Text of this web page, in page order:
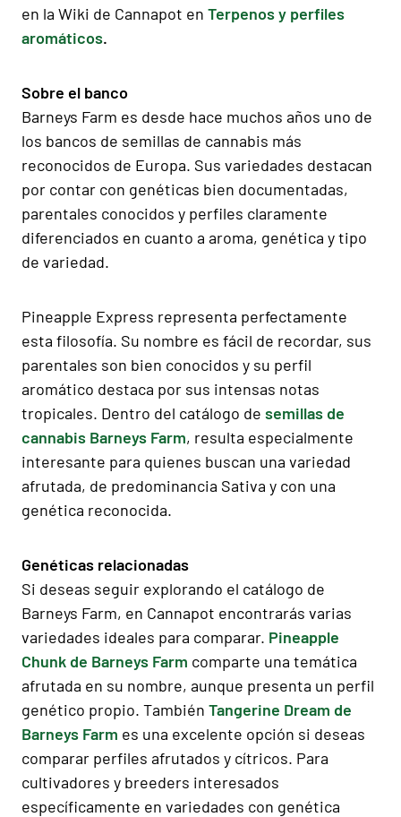
en la Wiki de Cannapot en Terpenos y perfiles
aromáticos.
Sobre el banco
Barneys Farm es desde hace muchos años uno de
los bancos de semillas de cannabis más
reconocidos de Europa. Sus variedades destacan
por contar con genéticas bien documentadas,
parentales conocidos y perfiles claramente
diferenciados en cuanto a aroma, genética y tipo
de variedad.
Pineapple Express representa perfectamente
esta filosofía. Su nombre es fácil de recordar, sus
parentales son bien conocidos y su perfil
aromático destaca por sus intensas notas
tropicales. Dentro del catálogo de semillas de
cannabis Barneys Farm, resulta especialmente
interesante para quienes buscan una variedad
afrutada, de predominancia Sativa y con una
genética reconocida.
Genéticas relacionadas
Si deseas seguir explorando el catálogo de
Barneys Farm, en Cannapot encontrarás varias
variedades ideales para comparar. Pineapple
Chunk de Barneys Farm comparte una temática
afrutada en su nombre, aunque presenta un perfil
genético propio. También Tangerine Dream de
Barneys Farm es una excelente opción si deseas
comparar perfiles afrutados y cítricos. Para
cultivadores y breeders interesados
específicamente en variedades con genética